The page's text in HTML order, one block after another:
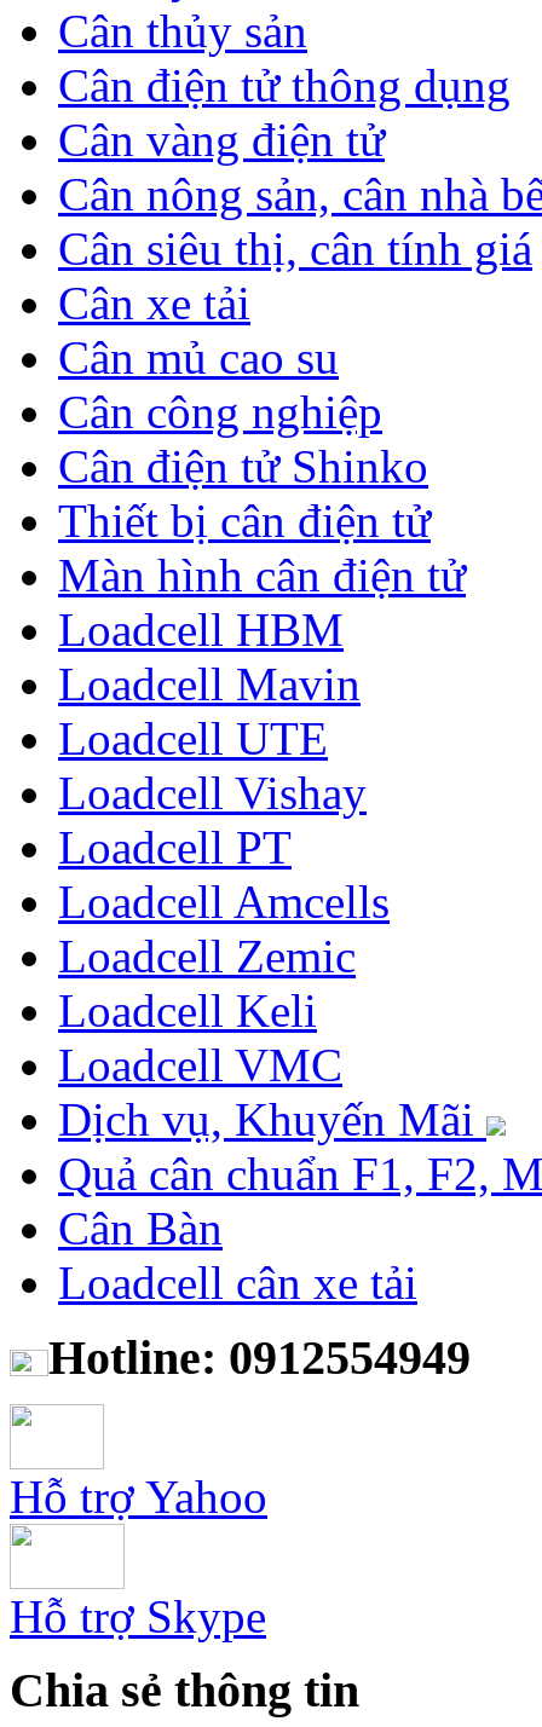
Cân thủy sản
Cân điện tử thông dụng
Cân vàng điện tử
Cân nông sản, cân nhà
Cân siêu thị, cân tính giá
Cân xe tải
Cân mủ cao su
Cân công nghiệp
Cân điện tử Shinko
Thiết bị cân điện tử
Màn hình cân điện tử
Loadcell HBM
Loadcell Mavin
Loadcell UTE
Loadcell Vishay
Loadcell PT
Loadcell Amcells
Loadcell Zemic
Loadcell Keli
Loadcell VMC
Dịch vụ, Khuyến Mãi
Quả cân chuẩn F1, F2,
Cân Bàn
Loadcell cân xe tải
Hotline: 0912554949
Hỗ trợ Yahoo
Hỗ trợ Skype
Chia sẻ thông tin